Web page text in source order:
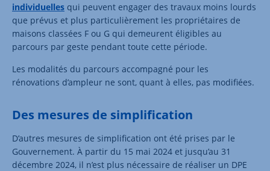
individuelles qui peuvent engager des travaux moins lourds
que prévus et plus particulièrement les propriétaires de
maisons classées F ou G qui demeurent éligibles au
parcours par geste pendant toute cette période.
Les modalités du parcours accompagné pour les
rénovations d’ampleur ne sont, quant à elles, pas modifiées.
Des mesures de simplification
D’autres mesures de simplification ont été prises par le
Gouvernement. À partir du 15 mai 2024 et jusqu’au 31
décembre 2024, il n’est plus nécessaire de réaliser un DPE